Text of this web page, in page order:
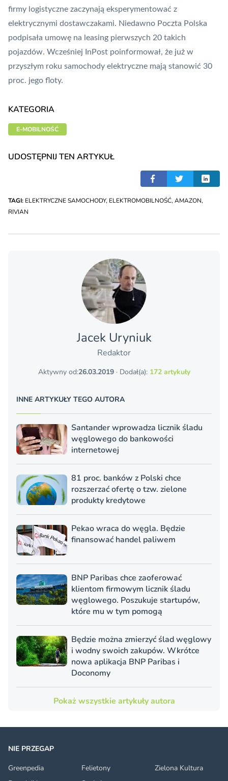
firmy logistyczne zaczynają eksperymentować z
elektrycznymi dostawczakami. Niedawno Poczta Polska
podpisała umowę na leasing pierwszych 20 takich
pojazdów. Wcześniej
InPost poinformował, że już w
przyszłym roku samochody elektryczne mają stanowić 30
proc. jego floty.
KATEGORIA
E-MOBILNOŚĆ
UDOSTĘPNIJ TEN ARTYKUŁ
TAGI: ELEKTRYCZNE SAMOCHODY, ELEKTROMOBILNOŚĆ, AMAZON,
RIVIAN
Jacek Uryniuk
Redaktor
Aktywny od:26.03.2019· Dodał(a): 172 artykuły
INNE ARTYKUŁY TEGO AUTORA
Santander wprowadza licznik śladu
węglowego do bankowości
internetowej
81 proc. banków z Polski chce
rozszerzać ofertę o tzw. zielone
produkty kredytowe
Pekao wraca do węgla. Będzie
finansować handel paliwem
BNP Paribas chce zaoferować
klientom firmowym licznik śladu
węglowego. Poszukuje startupów,
które mu w tym pomogą
Będzie można zmierzyć ślad węglowy
i wodny swoich zakupów. Wkrótce
nowa aplikacja BNP Paribas i
Doconomy
Pokaż wszystkie artykuły autora
NIE PRZEGAP
Greenpedia
Felietony
Zielona Kultura